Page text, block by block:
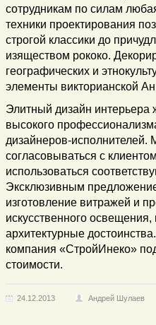
сотрудникам по силам
техники проектирования
строгой классики до
изяществом рококо.
географических и
элементы викторианской
Элитный дизайн интерьера
высокого
дизайнеров-исполнителей.
согласовываться с
использоваться
Эксклюзивным
изготовление витражей и
искусственного освещения,
архитектурные
компания «СтройИнеко»
стоимости.
24.12.2013 Андрей Шулаев